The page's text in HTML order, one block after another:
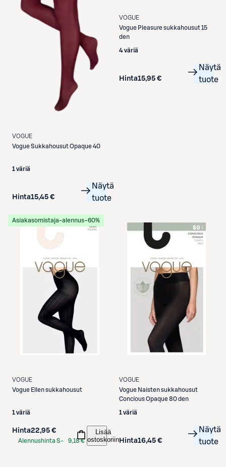
VOGUE
VogueSukkahousut Opaque 40
1 väriä
Hinta15,45 €
Näytä
tuote
VOGUE
Vogue Pleasure sukkahousut 15
den
4 väriä
Hinta15,95 €
Näytä
tuote
Asiakasomistaja-alennus−60%
VOGUE
Vogue Ellen sukkahousut
1 väriä
Hinta22,95 €
Alennushinta S-
9,18 €
Lisää
ostoskoriin
VOGUE
Vogue Naisten sukkahousut
Concious Opaque 80 den
1 väriä
Hinta16,45 €
Näytä
tuote